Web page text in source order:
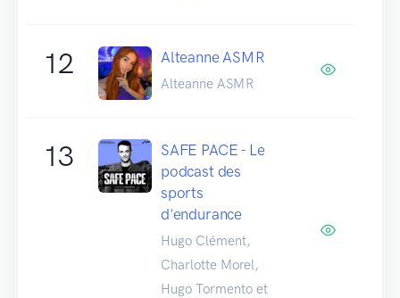
12 Alteanne ASMR
Alteanne ASMR
13
SAFE PACE - Le
podcast des
sports
d'endurance
Hugo Clément,
Charlotte Morel,
Hugo Tormento et